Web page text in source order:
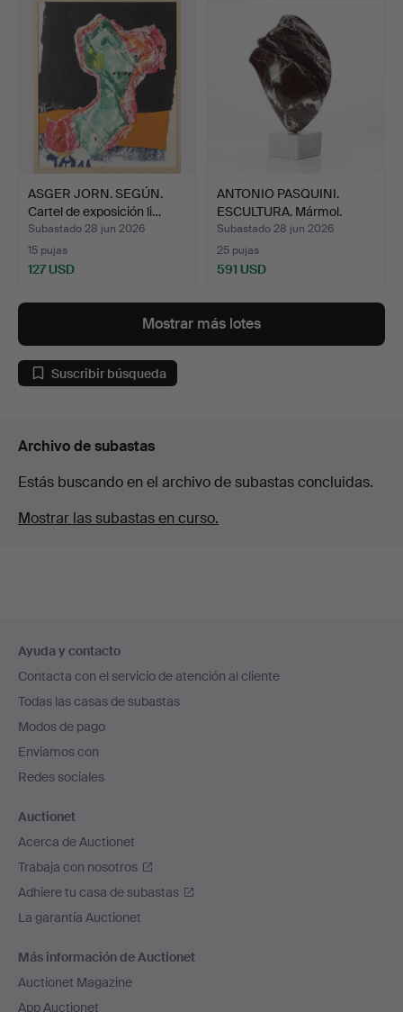
ASGER JORN. SEGÚN.
Cartel de exposición li…
Subastado 28 jun 2026
15 pujas
127 USD
ANTONIO PASQUINI.
ESCULTURA. Mármol.
Firma…
Subastado 28 jun 2026
25 pujas
591 USD
Mostrar más lotes
Suscribir búsqueda
Archivo de subastas
Estás buscando en el archivo de subastas concluidas.
Mostrar las subastas en curso.
en
el
pie
de
página
Ayuda y contacto
Contacta con el servicio de atención al cliente
Todas las casas de subastas
Modos de pago
Enviamos con
Redes sociales
Auctionet
Acerca de Auctionet
Trabaja con nosotros
Adhiere tu casa de subastas
La garantía Auctionet
Más información de Auctionet
Auctionet Magazine
App Auctionet